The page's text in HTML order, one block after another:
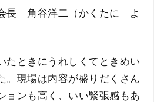
長 角谷洋二（かくたに よ
ときにうれしくてときめい
。現場は内容が盛りだくさん
ョンも高く、いい緊張感もあ